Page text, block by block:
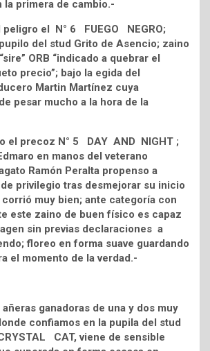
la primera de cambio.-
peligro el N° 6 FUEGO NEGRO;
del stud Grito de Asencio; zaino
ORB “indicado a quebrar el
precio”; bajo la egida del
Martin Martínez cuya
pesar mucho a la hora de la
el precoz N° 5 DAY AND NIGHT ;
en manos del veterano
Ramón Peralta propenso a
privilegio tras desmejorar su inicio
muy bien; ante categoría con
este zaino de buen físico es capaz
sin previas declaraciones a
floreo en forma suave guardando
el momento de la verdad.-
ganadoras de una y dos muy
confiamos en la pupila del stud
CAT, viene de sensible